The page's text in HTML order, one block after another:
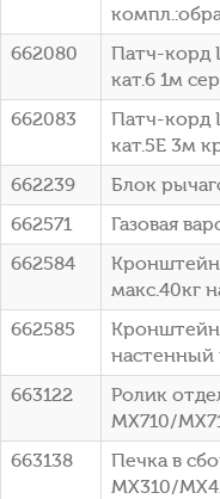
662080
Патч-корд
кат.6 1м
662083
Патч-корд
кат.5E 3м
662239
Блок
662571
Газовая
662584
Кронштейн
макс.40кг
662585
Кронштейн
настенный
663122
Ролик
MX710/
663138
Печка в
MX310/